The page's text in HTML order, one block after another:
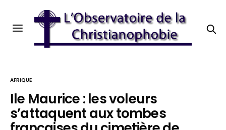
AFRIQUE
Ile Maurice : les voleurs
s’attaquent aux tombes